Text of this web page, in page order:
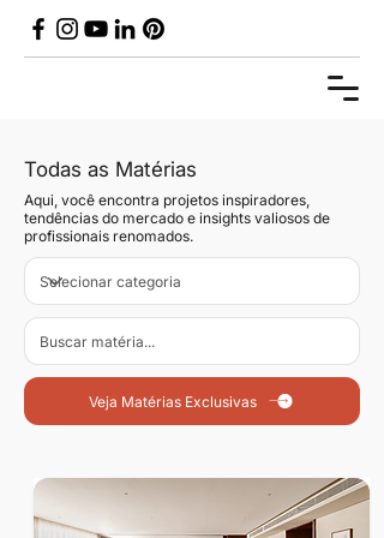
Todas as Matérias
Aqui, você encontra projetos inspiradores,
tendências do mercado e insights valiosos de
profissionais renomados.
Veja Matérias Exclusivas